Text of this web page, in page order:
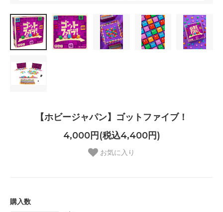
【ホビージャパン】ゴットファイブ！
4,000円(税込4,400円)
お気に入り
購入数